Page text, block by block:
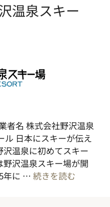
温泉スキー
者名 株式会社野沢温泉
ル 日本にスキーが伝え
沢温泉に初めてスキー
沢温泉スキー場が開
年に … 続きを読む